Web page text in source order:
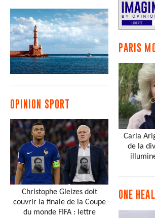
OPINION SPORT
Christophe Gleizes doit
couvrir la finale de la Coupe
du monde FIFA : lettre
PARIS
Carla
de la
ONE